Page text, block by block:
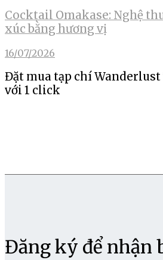
Cocktail Omakase: Nghệ
xúc bằng hương vị
16/07/2026
Đặt mua tạp chí
với 1 click
Đăng ký để nhận